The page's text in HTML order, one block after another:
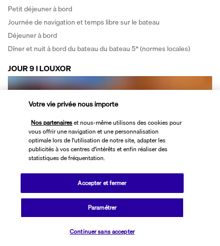
Petit déjeuner à bord
Journée de navigation et temps libre sur le bateau
Déjeuner à bord
Dîner et nuit à bord du bateau du bateau 5* (normes locales)
JOUR 9 I LOUXOR
Petit déjeuner à bord.
Louxor, l’ancienne Thèbes, la ville aux cents portes du Dieu Amon,
capitale de la haute Egypte et du pays tout entier sous la XVIIIème
dynastie.
La journée sera consacrée à la visite de l’un des deux temples
mondialement connus dédiés tous deux au dieu Amon-Rê, le
maître des dieux et Seigneur de la triade Thébaine : le
Votre vie privée nous importe
Nos partenaireset nous-même utilisons des cookies pour
vous offrir une navigation et une personnalisation
optimale lors de l'utilisation de notre site, adapter les
publicités à vos centres d'intérêts et enfin réaliser des
statistiques de fréquentation.
Paramétrer
Continuer sans accepter
Accepter et fermer